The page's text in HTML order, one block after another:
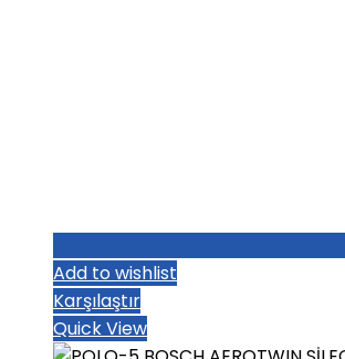
Add to wishlist
Karşılaştır
Quick View